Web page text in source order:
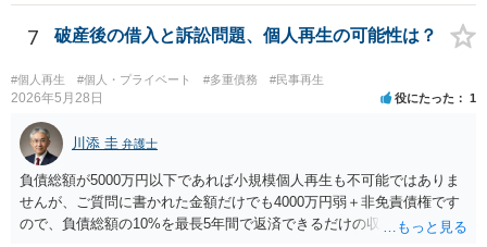
たが連帯保証人になった時期は、この民法改正後の可能性がありま
す。 そのため、連帯保証人になった際に締結した（署名や捺印をし
た）契約書がお手もとにある場合には、その契約書を持参の上、お住
まいの地域の弁護士に直接相談し、適切なアドバイスを受けてみるこ
とをご検討下さい（改正民法が適用される事案の場合、参考のパンフ
レットに記載されているように、極度額（上限額）の定めのない個人
の根保証契約にあたり、無効となる可能性もあります）。 なお、手
もとに契約書がない場合には、相手の弁護士に、あなたが連帯保証人
と記載されている契約書のコピーの提供を求めてみましょう。 （参
考）民法改正のパンフレット（保証乃ルール）法務省 https://www.moj.
go.jp/content/001254262.pdf
7 破産後の借入と訴訟問題、個人再生の可能性は？
#個人再生 #個人・プライベート #多重債務 #民事再生
2026年5月28日 役にたった 1
川添 圭 弁護士
負債総額が5000万円以下であれば小規模個人再生も不可能ではありま
せんが、ご質問に書かれた金額だけでも4000万円弱＋非免責債権です
ので、負債総額の10%を最長5年間で返済できるだけの収入があるのか